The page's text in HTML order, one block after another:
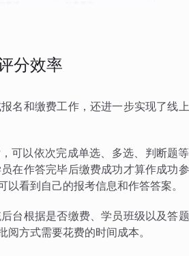
分效率
名和缴费工作，还进一步实现了线
可以依次完成单选、多选、判断题
在作答完毕后缴费成功才算作成功
看到自己的报考信息和作答答案。
台根据是否缴费、学员班级以及答
方式需要花费的时间成本。